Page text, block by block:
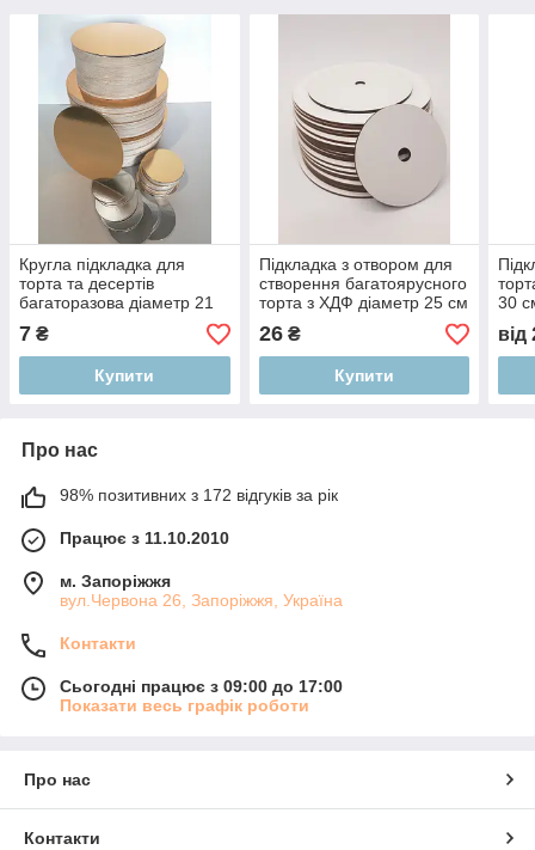
Кругла підкладка для
торта та десертів
багаторазова діаметр 21
см двостороння золото/
срібло
7 ₴
Купити
Підкладка з отвором для
створення багатоярусного
торта з ХДФ діаметр 25 см
26₴
Купити
30
від
Про нас
98% позитивних з 172 відгуків за рік
Працює з 11.10.2010
м. Запоріжжя
вул.Червона 26, Запоріжжя, Україна
Контакти
Сьогодні працює з 09:00 до 17:00
Показати весь графік роботи
Про нас
Контакти